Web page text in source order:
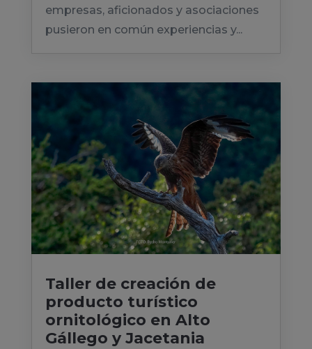
empresas, aficionados y asociaciones
pusieron en común experiencias y...
Taller de creación de
producto turístico
ornitológico en Alto
Gállego y Jacetania